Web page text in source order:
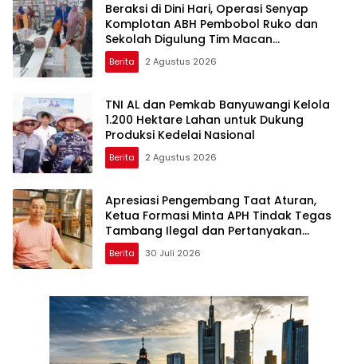
Beraksi di Dini Hari, Operasi Senyap
Komplotan ABH Pembobol Ruko dan
Sekolah Digulung Tim Macan
Blambangan
Berita 2 Agustus 2026
TNI AL dan Pemkab Banyuwangi Kelola
1.200 Hektare Lahan untuk Dukung
Produksi Kedelai Nasional
Berita 2 Agustus 2026
Apresiasi Pengembang Taat Aturan,
Ketua Formasi Minta APH Tindak Tegas
Tambang Ilegal dan Pertanyakan
Perizinan di Gambor
Berita 30 Juli 2026